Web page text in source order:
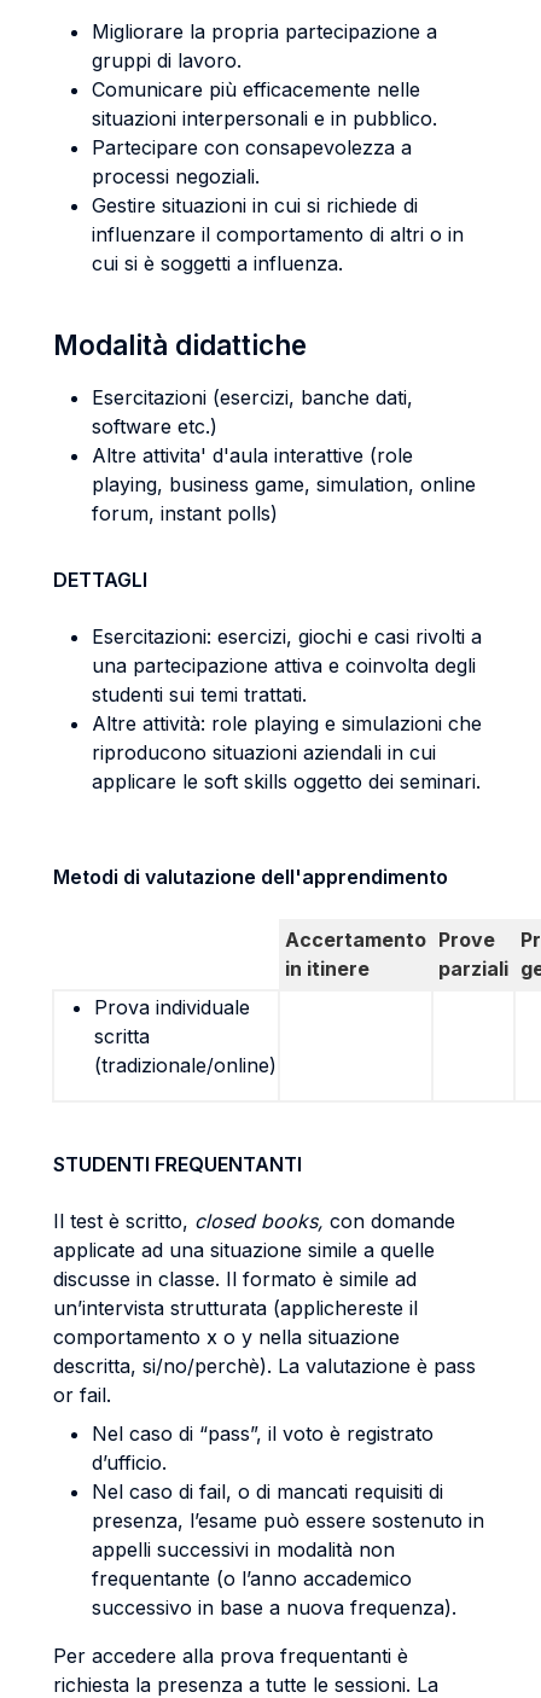
Migliorare la propria partecipazione a
gruppi di lavoro.
Comunicare più efficacemente nelle
situazioni interpersonali e in pubblico.
Partecipare con consapevolezza a
processi negoziali.
Gestire situazioni in cui si richiede di
influenzare il comportamento di altri o in
cui si è soggetti a influenza.
Modalità didattiche
Esercitazioni (esercizi, banche dati,
software etc.)
Altre attivita' d'aula interattive (role
playing, business game, simulation, online
forum, instant polls)
DETTAGLI
Esercitazioni: esercizi, giochi e casi rivolti a
una partecipazione attiva e coinvolta degli
studenti sui temi trattati.
Altre attività: role playing e simulazioni che
riproducono situazioni aziendali in cui
applicare le soft skills oggetto dei seminari.
Metodi di valutazione dell'apprendimento
Accertamento
in itinere
Prove
parziali
Prova individuale
scritta
(tradizionale/online)
STUDENTI FREQUENTANTI
Il test è scritto, closed books, con domande
applicate ad una situazione simile a quelle
discusse in classe. Il formato è simile ad
un’intervista strutturata (applichereste il
comportamento x o y nella situazione
descritta, si/no/perchè). La valutazione è pass
or fail.
Nel caso di “pass”, il voto è registrato
d’ufficio.
Nel caso di fail, o di mancati requisiti di
presenza, l’esame può essere sostenuto in
appelli successivi in modalità non
frequentante (o l’anno accademico
successivo in base a nuova frequenza).
Per accedere alla prova frequentanti è
richiesta la presenza a tutte le sessioni. La